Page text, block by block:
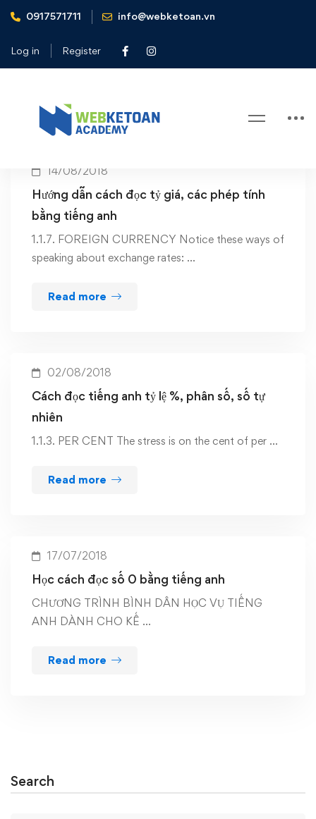
0917571711 info@webketoan.vn
Log in Register
Home tiếng anh dành cho kế toán
Tag: tiếng anh dành cho kế toán
14/08/2018
Hướng dẫn cách đọc tỷ giá, các phép tính
bằng tiếng anh
1.1.7. FOREIGN CURRENCY Notice these ways of
speaking about exchange rates: …
Read more
02/08/2018
Cách đọc tiếng anh tỷ lệ %, phân số, số tự
nhiên
1.1.3. PER CENT The stress is on the cent of per …
Read more
17/07/2018
Học cách đọc số 0 bằng tiếng anh
CHƯƠNG TRÌNH BÌNH DÂN HỌC VỤ TIẾNG
ANH DÀNH CHO KẾ …
Read more
Search